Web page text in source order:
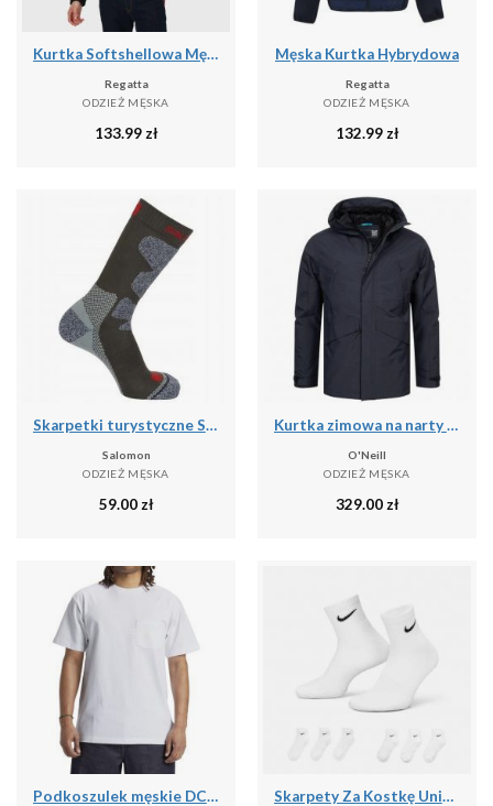
Kurtka Softshellowa Męska Lekka
Regatta
ODZIEŻ MĘSKA
133.99 zł
Męska Kurtka Hybrydowa
Regatta
ODZIEŻ MĘSKA
132.99 zł
Skarpetki turystyczne Salomon Exit Outdoor
Salomon
ODZIEŻ MĘSKA
59.00 zł
Kurtka zimowa na narty i snowboard męska O'Neill 10K/10K
O'Neill
ODZIEŻ MĘSKA
329.00 zł
Podkoszulek męskie DC Shoes 1994 Short Sleeve Knit Skarpety Za Kostkę Unisex Dla Dorosłych (zestaw 6 Sztuk)